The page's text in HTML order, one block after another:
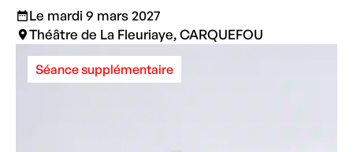
Le mardi 9 mars 2027
Théâtre de La Fleuriaye, CARQUEFOU
Séance supplémentaire